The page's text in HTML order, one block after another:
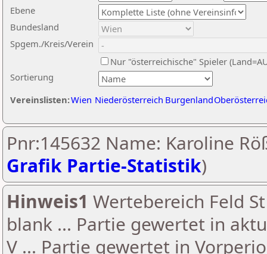
Ebene
Sortierung
Bundesland
Spgem./Kreis/Verein
Nur "österreichische" Spieler
Vereinslisten:Wien Niederösterreich Burgenland
Pnr:145632 Name: Karoline
Grafik Partie-Statistik)
Hinweis1 Wertebereich Feld
blank ... Partie gewertet in
V ... Partie gewertet in